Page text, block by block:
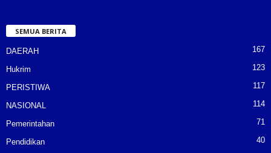
SEMUA BERITA
DAERAH 167
Hukrim 123
PERISTIWA 117
NASIONAL 114
Pemerintahan 71
Pendidikan 40